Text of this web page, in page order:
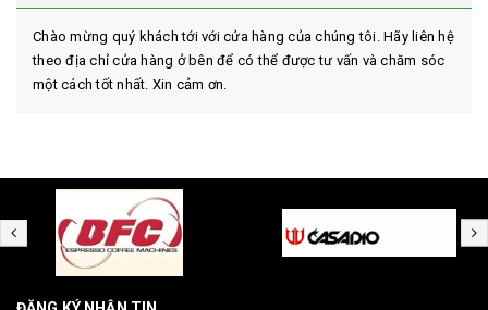
Chào mừng quý khách tới với cửa hàng của chúng tôi. Hãy liên hệ
theo địa chỉ cửa hàng ở bên để có thể được tư vấn và chăm sóc
một cách tốt nhất. Xin cảm ơn.